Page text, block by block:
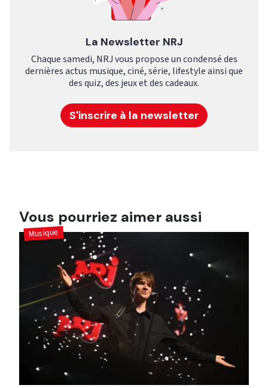
La Newsletter NRJ
Chaque samedi, NRJ vous propose un condensé des
dernières actus musique, ciné, série, lifestyle ainsi que
des quiz, des jeux et des cadeaux.
S'inscrire à la newsletter
Vous pourriez aimer aussi
Musique